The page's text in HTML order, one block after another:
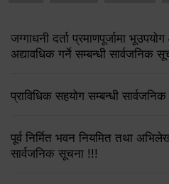
जग्गाधनी दर्ता प्रमाणपूर्जामा भूउपयोग
अद्यावधिक गर्ने सम्बन्धी सार्वजनिक
प्राविधिक सहयोग सम्बन्धी
पूर्व निर्मित भवन नियमित तथा
सार्वजनिक सूचना !!!